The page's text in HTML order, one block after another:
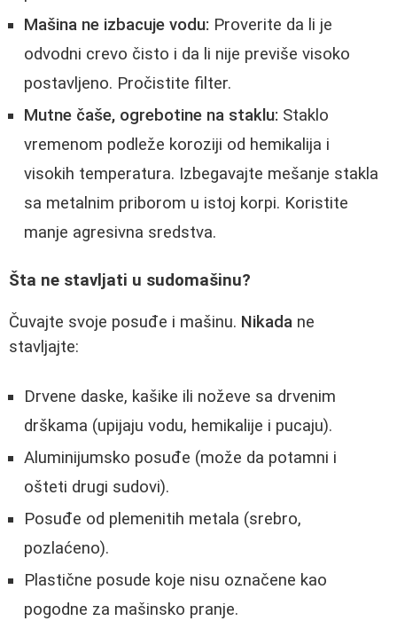
Mašina ne izbacuje vodu: Proverite da li je
odvodni crevo čisto i da li nije previše visoko
postavljeno. Pročistite filter.
Mutne čaše, ogrebotine na staklu: Staklo
vremenom podleže koroziji od hemikalija i
visokih temperatura. Izbegavajte mešanje stakla
sa metalnim priborom u istoj korpi. Koristite
manje agresivna sredstva.
Šta ne stavljati u sudomašinu?
Čuvajte svoje posuđe i mašinu. Nikada ne
stavljajte:
Drvene daske, kašike ili noževe sa drvenim
drškama (upijaju vodu, hemikalije i pucaju).
Aluminijumsko posuđe (može da potamni i
ošteti drugi sudovi).
Posuđe od plemenitih metala (srebro,
pozlaćeno).
Plastične posude koje nisu označene kao
pogodne za mašinsko pranje.